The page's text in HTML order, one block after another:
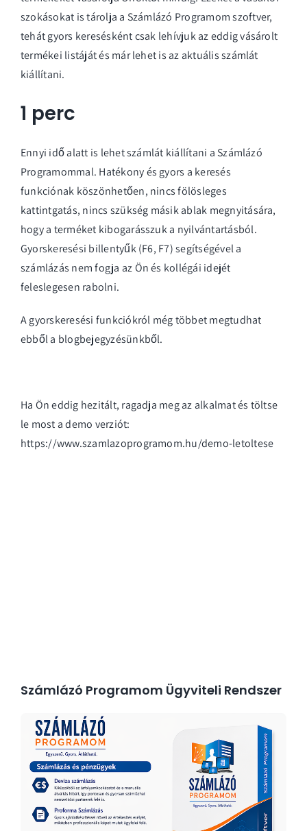
szokásokat is tárolja a Számlázó Programom szoftver,
tehát gyors keresésként csak lehívjuk az eddig vásárolt
termékei listáját és már lehet is az aktuális számlát
kiállítani.
1 perc
Ennyi idő alatt is lehet számlát kiállítani a Számlázó
Programommal. Hatékony és gyors a keresés
funkciónak köszönhetően, nincs fölösleges
kattintgatás, nincs szükség másik ablak megnyitására,
hogy a terméket kibogarásszuk a nyilvántartásból.
Gyorskeresési billentyűk (F6, F7) segítségével a
számlázás nem fogja az Ön és kollégái idejét
feleslegesen rabolni.
A gyorskeresési funkciókról még többet megtudhat
ebből a blogbejegyzésünkből.
Ha Ön eddig hezitált, ragadja meg az alkalmat és töltse
le most a demo verziót:
https://www.szamlazoprogramom.hu/demo-letoltese
Számlázó Programom Ügyviteli Rendszer